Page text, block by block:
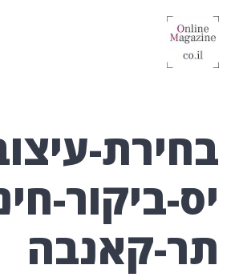
לדלג
לתוכן
בחירת-
יס-ביקור-
תר-קאנבה